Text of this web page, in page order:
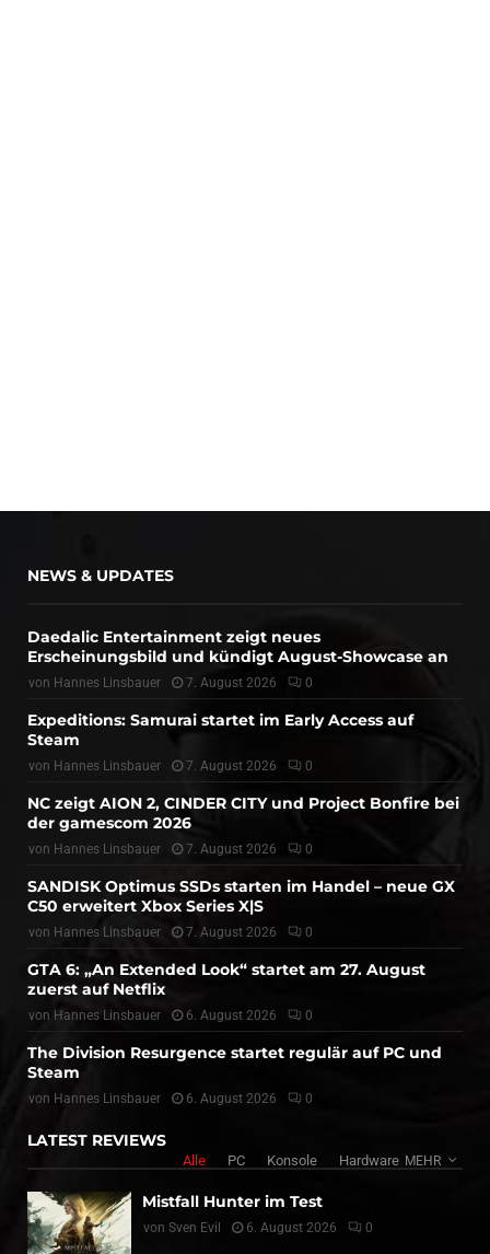
NEWS & UPDATES
Daedalic Entertainment zeigt neues
Erscheinungsbild und kündigt August-Showcase an
von Hannes Linsbauer 7. August 2026 0
Expeditions: Samurai startet im Early Access auf
Steam
von Hannes Linsbauer 7. August 2026 0
NC zeigt AION 2, CINDER CITY und Project Bonfire bei
der gamescom 2026
von Hannes Linsbauer 7. August 2026 0
SANDISK Optimus SSDs starten im Handel – neue GX
C50 erweitert Xbox Series X|S
von Hannes Linsbauer 7. August 2026 0
GTA 6: „An Extended Look“ startet am 27. August
zuerst auf Netflix
von Hannes Linsbauer 6. August 2026 0
The Division Resurgence startet regulär auf PC und
Steam
von Hannes Linsbauer 6. August 2026 0
LATEST REVIEWS
Alle PC Konsole Hardware MEHR
Mistfall Hunter im Test
von Sven Evil 6. August 2026 0